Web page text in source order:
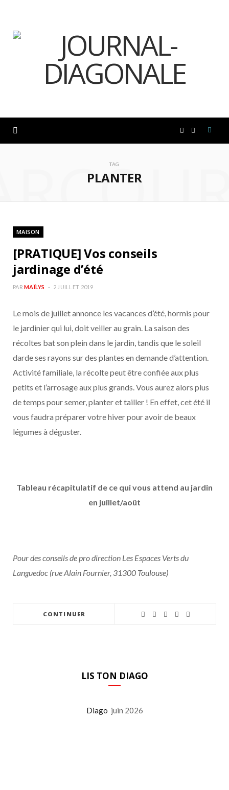
k a
m
TAG
PLANTER
MAISON
[PRATIQUE] Vos conseils
jardinage d’été
PAR MAÏLYS 2 JUILLET 2019
Le mois de juillet annonce les vacances d’été, hormis pour
le jardinier qui lui, doit veiller au grain. La saison des
récoltes bat son plein dans le jardin, tandis que le soleil
darde ses rayons sur des plantes en demande d’attention.
Activité familiale, la récolte peut être confiée aux plus
petits et l’arrosage aux plus grands. Vous aurez alors plus
de temps pour semer, planter et tailler ! En effet, cet été il
vous faudra préparer votre hiver pour avoir de beaux
légumes à déguster.
Tableau récapitulatif de ce qui vous attend au jardin
en juillet/août
Pour des conseils de pro direction Les Espaces Verts du
Languedoc (rue Alain Fournier, 31300 Toulouse)
CONTINUER
LIS TON DIAGO
Diago juin 2026